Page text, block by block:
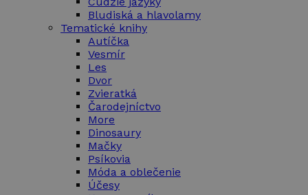
Bludiská a hlavolamy
Tematické knihy
Autíčka
Vesmír
Les
Dvor
Zvieratká
Čarodejníctvo
More
Dinosaury
Mačky
Psíkovia
Móda a oblečenie
Účesy